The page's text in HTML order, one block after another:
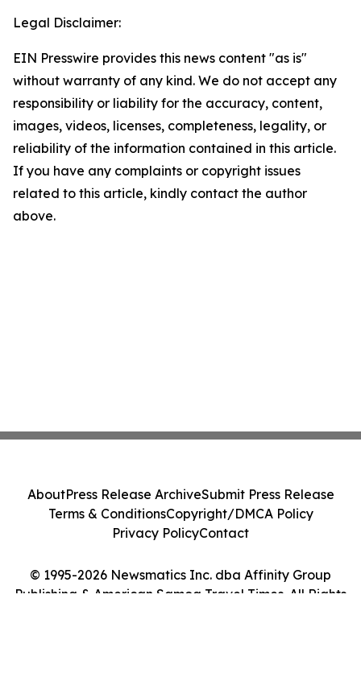
Legal Disclaimer:
EIN Presswire provides this news content "as is"
without warranty of any kind. We do not accept any
responsibility or liability for the accuracy, content,
images, videos, licenses, completeness, legality, or
reliability of the information contained in this article.
If you have any complaints or copyright issues
related to this article, kindly contact the author
above.
© 1995-2026 Newsmatics Inc. dba Affinity Group
Publishing & American Samoa Travel Times. All Rights
AboutPress Release ArchiveSubmit Press Release
Terms & ConditionsCopyright/DMCA Policy
Privacy PolicyContact